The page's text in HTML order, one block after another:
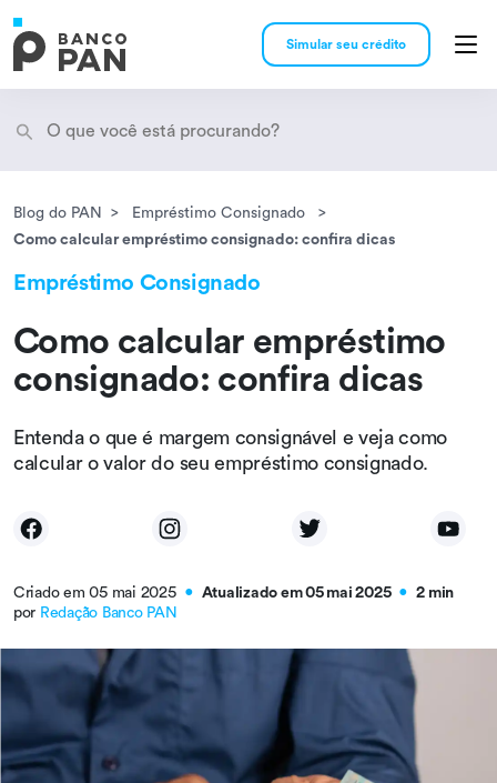
Simular seu crédito
Encontramos resultados
Blog do PAN
Empréstimo Consignado
Como calcular empréstimo consignado: confira dicas
Empréstimo Consignado
Como calcular empréstimo
consignado: confira dicas
Entenda o que é margem consignável e veja como
calcular o valor do seu empréstimo consignado.
Criado em 05 mai 2025 ● Atualizado em 05 mai 2025 ●
2 min
por Redação Banco PAN